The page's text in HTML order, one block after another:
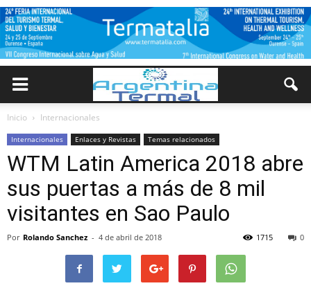
Inicio Internacionales
Internacionales Enlaces y Revistas Temas relacionados
WTM Latin America 2018 abre
sus puertas a más de 8 mil
visitantes en Sao Paulo
Por Rolando Sanchez - 4 de abril de 2018 0
1715